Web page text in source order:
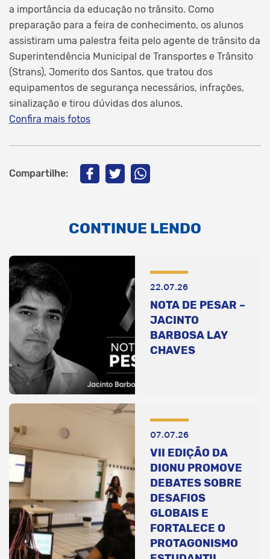
a importância da educação no trânsito. Como
preparação para a feira de conhecimento, os alunos
assistiram uma palestra feita pelo agente de trânsito da
Superintendência Municipal de Transportes e Trânsito
(Strans), Jomerito dos Santos, que tratou dos
equipamentos de segurança necessários, infrações,
sinalização e tirou dúvidas dos alunos.
Confira mais fotos
Compartilhe:
CONTINUE LENDO
22.07.26
NOTA DE PESAR –
JACINTO
BARBOSA LAY
CHAVES
07.07.26
VII EDIÇÃO DA
DIONU PROMOVE
DEBATES SOBRE
DESAFIOS
GLOBAIS E
FORTALECE O
PROTAGONISMO